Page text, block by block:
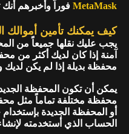
MetaMask فوراً وأخبرهم
كيف يمكنك تأمين أموالك
يجب عليك نقلها جميعاً من
آمنة إذا كان لديك أكثر من
محفظة بديلة إذا لم يكن لديك
أو المحفظة الجديدة
الحساب الذي أستخدمته